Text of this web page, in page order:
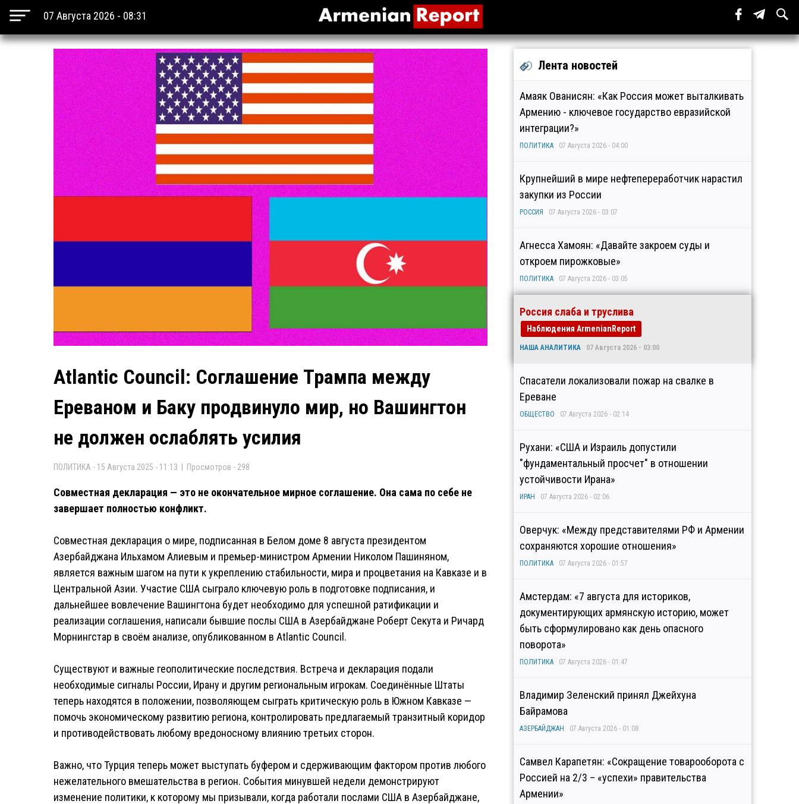
07 Августа 2026 - 08:31
Atlantic Council: Соглашение Трампа между
Ереваном и Баку продвинуло мир, но Вашингтон
не должен ослаблять усилия
ПОЛИТИКА - 15 Августа 2025 - 11:13 | Просмотров - 298
Совместная декларация — это не окончательное мирное соглашение. Она сама по себе не
завершает полностью конфликт.
Совместная декларация о мире, подписанная в Белом доме 8 августа президентом
Азербайджана Ильхамом Алиевым и премьер-министром Армении Николом Пашиняном,
является важным шагом на пути к укреплению стабильности, мира и процветания на Кавказе и в
Центральной Азии. Участие США сыграло ключевую роль в подготовке подписания, и
дальнейшее вовлечение Вашингтона будет необходимо для успешной ратификации и
реализации соглашения, написали бывшие послы США в Азербайджане Роберт Секута и Ричард
Морнингстар в своём анализе, опубликованном в Atlantic Council.
Существуют и важные геополитические последствия. Встреча и декларация подали
необходимые сигналы России, Ирану и другим региональным игрокам. Соединённые Штаты
теперь находятся в положении, позволяющем сыграть критическую роль в Южном Кавказе —
помочь экономическому развитию региона, контролировать предлагаемый транзитный коридор
и противодействовать любому вредоносному влиянию третьих сторон.
Важно, что Турция теперь может выступать буфером и сдерживающим фактором против любого
нежелательного вмешательства в регион. События минувшей недели демонстрируют
изменение политики, к которому мы призывали, когда работали послами США в Азербайджане,
Лента новостей
Амаяк Ованисян: «Как Россия может выталкивать
Армению - ключевое государство евразийской
интеграции?»
ПОЛИТИКА 07 Августа 2026 - 04:00
Крупнейший в мире нефтепереработчик нарастил
закупки из России
РОССИЯ 07 Августа 2026 - 03:07
Агнесса Хамоян: «Давайте закроем суды и
откроем пирожковые»
ПОЛИТИКА 07 Августа 2026 - 03:05
Россия слаба и труслива
Наблюдения ArmenianReport
НАША АНАЛИТИКА 07 Августа 2026 - 03:00
Спасатели локализовали пожар на свалке в
Ереване
ОБЩЕСТВО 07 Августа 2026 - 02:14
Рухани: «США и Израиль допустили
"фундаментальный просчет" в отношении
устойчивости Ирана»
ИРАН 07 Августа 2026 - 02:06
Оверчук: «Между представителями РФ и Армении
сохраняются хорошие отношения»
ПОЛИТИКА 07 Августа 2026 - 01:57
Амстердам: «7 августа для историков,
документирующих армянскую историю, может
быть сформулировано как день опасного
поворота»
ПОЛИТИКА 07 Августа 2026 - 01:47
Владимир Зеленский принял Джейхуна
Байрамова
АЗЕРБАЙДЖАН 07 Августа 2026 - 01:08
Самвел Карапетян: «Сокращение товарооборота с
Россией на 2/3 – «успехи» правительства
Армении»